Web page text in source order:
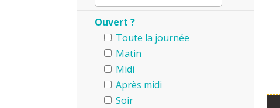
Ouvert ?
Toute la journée
Matin
Midi
Après midi
Soir